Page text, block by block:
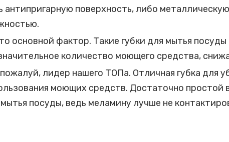
поверхность, либо
фактор. Такие губки для мытья
количество моющего средства,
лидер нашего ТОПа. Отличная губка для
моющих средств. Достаточно простой
посуды, ведь меламину лучше не